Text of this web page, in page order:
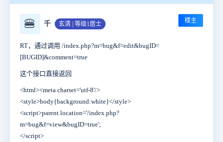
🍔 千 玄清 | 等级1居士 楼主
RT，通过调用 /index.php?m=bug&f=edit&bugID=
[BUGID]&comment=true
这个接口直接返回
<html><meta charset='utf-8'/>
<style>body{background:white}</style>
<script>parent.location='/index.php?
m=bug&f=view&bugID=true';
</script>